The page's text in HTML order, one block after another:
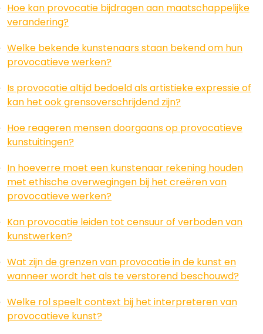
Hoe kan provocatie bijdragen aan maatschappelijke
verandering?
Welke bekende kunstenaars staan bekend om hun
provocatieve werken?
Is provocatie altijd bedoeld als artistieke expressie of
kan het ook grensoverschrijdend zijn?
Hoe reageren mensen doorgaans op provocatieve
kunstuitingen?
In hoeverre moet een kunstenaar rekening houden
met ethische overwegingen bij het creëren van
provocatieve werken?
Kan provocatie leiden tot censuur of verboden van
kunstwerken?
Wat zijn de grenzen van provocatie in de kunst en
wanneer wordt het als te verstorend beschouwd?
Welke rol speelt context bij het interpreteren van
provocatieve kunst?